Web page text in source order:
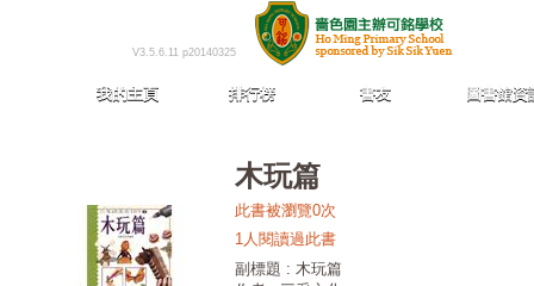
V3.5.6.11 p20140325
我的主頁 排行榜 書友 圖書館資
木玩篇
此書被瀏覽0次
1人閱讀過此書
副標題 : 木玩篇